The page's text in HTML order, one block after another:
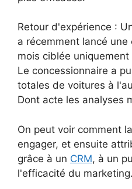
Retour d'expérience :
a récemment lancé
mois ciblée uniquement
Le concessionnaire a
totales de voitures à
Dont acte les analyses
On peut voir comment
engager, et ensuite
grâce à un CRM, à un
l'efficacité du marketing.